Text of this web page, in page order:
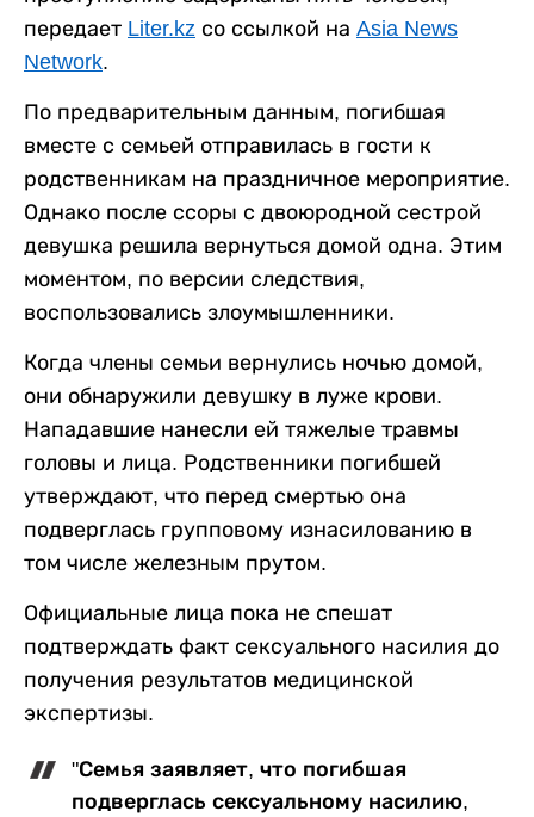
передает Liter.kz со ссылкой на Asia News
Network.
По предварительным данным, погибшая
вместе с семьей отправилась в гости к
родственникам на праздничное мероприятие.
Однако после ссоры с двоюродной сестрой
девушка решила вернуться домой одна. Этим
моментом, по версии следствия,
воспользовались злоумышленники.
Когда члены семьи вернулись ночью домой,
они обнаружили девушку в луже крови.
Нападавшие нанесли ей тяжелые травмы
головы и лица. Родственники погибшей
утверждают, что перед смертью она
подверглась групповому изнасилованию в
том числе железным прутом.
Официальные лица пока не спешат
подтверждать факт сексуального насилия до
получения результатов медицинской
экспертизы.
"Семья заявляет, что погибшая
подверглась сексуальному насилию,